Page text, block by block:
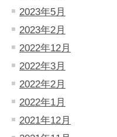
2023年5月
2023年2月
2022年12月
2022年3月
2022年2月
2022年1月
2021年12月